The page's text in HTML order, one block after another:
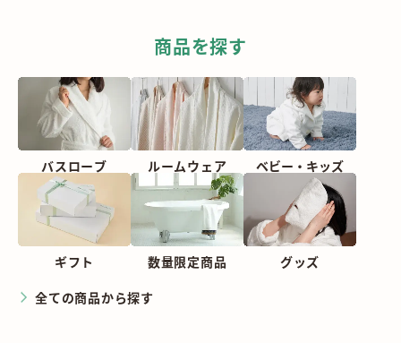
商品を探す
バスローブ ルームウェア ベビー・ キッズ
ギフト 数量限定商品 グッズ
全ての商品から探す